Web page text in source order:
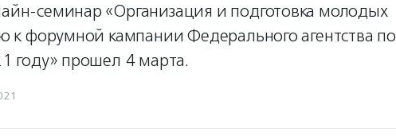
семинар «Организация и подготовка молодых
к форумной кампании Федерального агентства по
году» прошел 4 марта.